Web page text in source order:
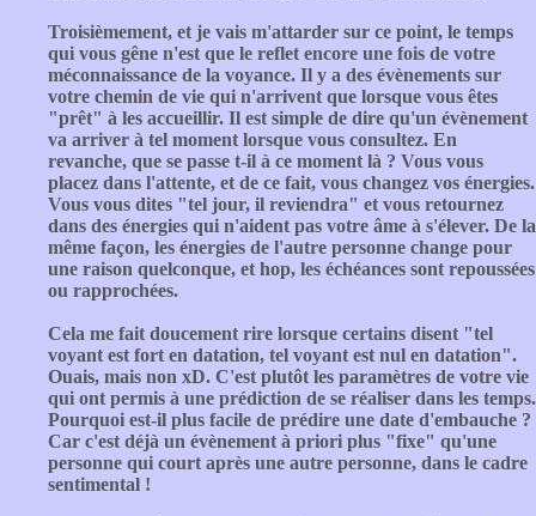
Troisièmement, et je vais m'attarder sur ce point, le temps
qui vous gêne n'est que le reflet encore une fois de votre
méconnaissance de la voyance. Il y a des évènements sur
votre chemin de vie qui n'arrivent que lorsque vous êtes
"prêt" à les accueillir. Il est simple de dire qu'un évènement
va arriver à tel moment lorsque vous consultez. En
revanche, que se passe t-il à ce moment là ? Vous vous
placez dans l'attente, et de ce fait, vous changez vos énergies.
Vous vous dites "tel jour, il reviendra" et vous retournez
dans des énergies qui n'aident pas votre âme à s'élever. De la
même façon, les énergies de l'autre personne change pour
une raison quelconque, et hop, les échéances sont repoussées
ou rapprochées.
Cela me fait doucement rire lorsque certains disent "tel
voyant est fort en datation, tel voyant est nul en datation".
Ouais, mais non xD. C'est plutôt les paramètres de votre vie
qui ont permis à une prédiction de se réaliser dans les temps.
Pourquoi est-il plus facile de prédire une date d'embauche ?
Car c'est déjà un évènement à priori plus "fixe" qu'une
personne qui court après une autre personne, dans le cadre
sentimental !